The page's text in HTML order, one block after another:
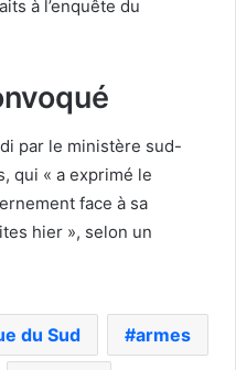
à l’enquête du
par le ministère sud-
qui « a exprimé le
face à sa
hier », selon un
du Sud armes